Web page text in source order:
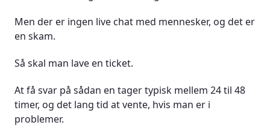
Men der er ingen live chat med mennesker, og det er
en skam.
Så skal man lave en ticket.
At få svar på sådan en tager typisk mellem 24 til 48
timer, og det lang tid at vente, hvis man er i
problemer.